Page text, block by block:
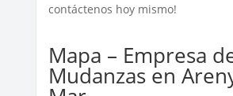
contáctenos hoy mismo!
Mapa – Empresa
Mudanzas en